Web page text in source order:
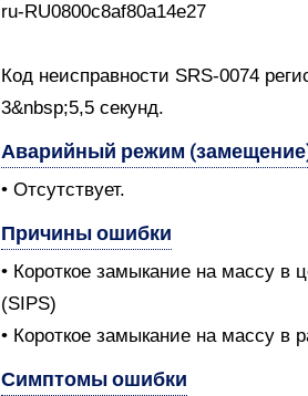
ru-RU0800c8af80a14e27
Код неисправности SRS-0074
3&nbsp;5,5 секунд.
Аварийный режим
• Отсутствует.
Причины ошибки
• Короткое замыкание на массу
(SIPS)
• Короткое замыкание на массу в
Симптомы ошибки